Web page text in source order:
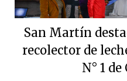
San Martín
recolector de
N° 1